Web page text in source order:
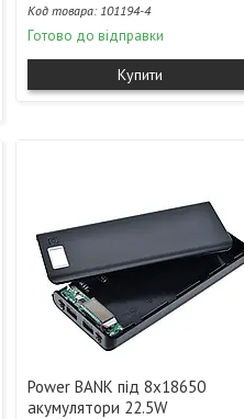
101194-4
Готово до відправки
Купити
Power BANK під 8x18650
акумулятори 22.5W